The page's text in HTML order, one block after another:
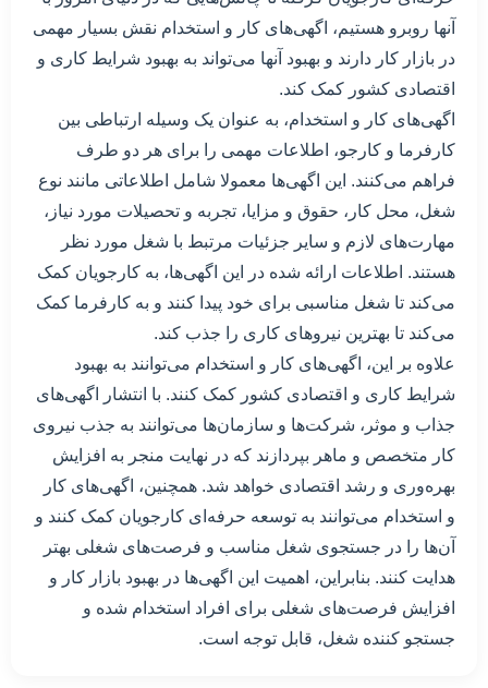
آنها روبرو هستیم، اگهی‌های کار و استخدام نقش بسیار مهمی
در بازار کار دارند و بهبود آنها می‌تواند به بهبود شرایط کاری و
اقتصادی کشور کمک کند.
اگهی‌های کار و استخدام، به عنوان یک وسیله ارتباطی بین
کارفرما و کارجو، اطلاعات مهمی را برای هر دو طرف
فراهم می‌کنند. این اگهی‌ها معمولا شامل اطلاعاتی مانند نوع
شغل، محل کار، حقوق و مزایا، تجربه و تحصیلات مورد نیاز،
مهارت‌های لازم و سایر جزئیات مرتبط با شغل مورد نظر
هستند. اطلاعات ارائه شده در این اگهی‌ها، به کارجویان کمک
می‌کند تا شغل مناسبی برای خود پیدا کنند و به کارفرما کمک
می‌کند تا بهترین نیروهای کاری را جذب کند.
علاوه بر این، اگهی‌های کار و استخدام می‌توانند به بهبود
شرایط کاری و اقتصادی کشور کمک کنند. با انتشار اگهی‌های
جذاب و موثر، شرکت‌ها و سازمان‌ها می‌توانند به جذب نیروی
کار متخصص و ماهر بپردازند که در نهایت منجر به افزایش
بهره‌وری و رشد اقتصادی خواهد شد. همچنین، اگهی‌های کار
و استخدام می‌توانند به توسعه حرفه‌ای کارجویان کمک کنند و
آن‌ها را در جستجوی شغل مناسب و فرصت‌های شغلی بهتر
هدایت کنند. بنابراین، اهمیت این اگهی‌ها در بهبود بازار کار و
افزایش فرصت‌های شغلی برای افراد استخدام شده و
جستجو کننده شغل، قابل توجه است.